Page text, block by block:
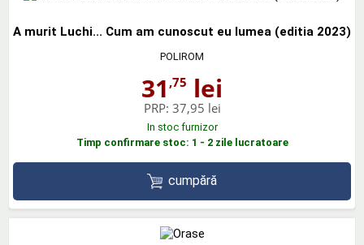
A murit Luchi... Cum am cunoscut eu lumea (editia 2023)
POLIROM
31 ,75 lei
PRP: 37,95 lei
In stoc furnizor
Timp confirmare stoc: 1 - 2 zile lucratoare
cumpără